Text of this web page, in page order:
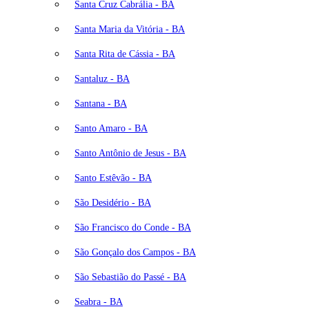
Santa Cruz Cabrália - BA
Santa Maria da Vitória - BA
Santa Rita de Cássia - BA
Santaluz - BA
Santana - BA
Santo Amaro - BA
Santo Antônio de Jesus - BA
Santo Estêvão - BA
São Desidério - BA
São Francisco do Conde - BA
São Gonçalo dos Campos - BA
São Sebastião do Passé - BA
Seabra - BA